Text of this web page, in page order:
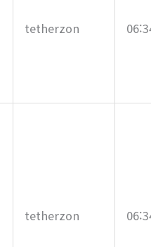
tetherzon
tetherzon